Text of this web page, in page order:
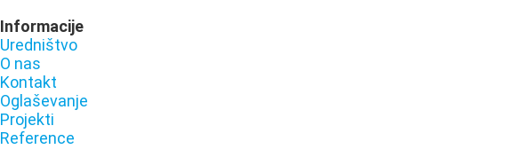
Informacije
Uredništvo
O nas
Kontakt
Oglaševanje
Projekti
Reference